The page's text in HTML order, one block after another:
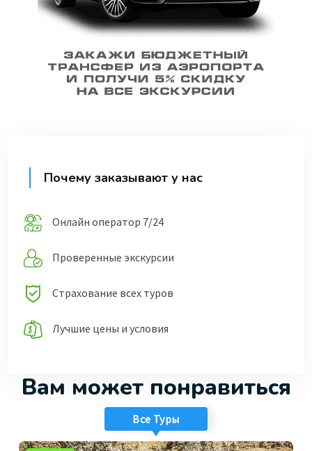
Почему заказывают у нас
Онлайн оператор 7/24
Проверенные экскурсии
Страхование всех туров
Лучшие цены и условия
Вам может понравиться
Все Туры